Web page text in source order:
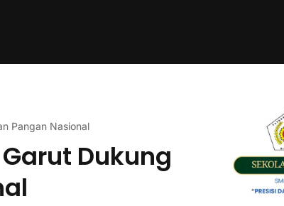
Pangan Nasional
Dukung